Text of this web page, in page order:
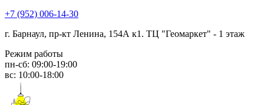
+7 (952) 006-14-30
г. Барнаул, пр-кт Ленина, 154А к1. ТЦ "Геомаркет" - 1 этаж
Режим работы
пн-сб: 09:00-19:00
вс: 10:00-18:00